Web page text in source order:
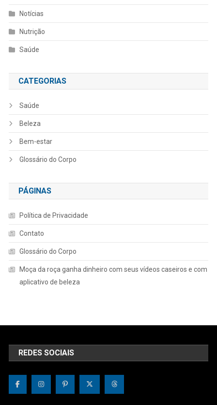
Notícias
Nutrição
Saúde
CATEGORIAS
Saúde
Beleza
Bem-estar
Glossário do Corpo
PÁGINAS
Política de Privacidade
Contato
Glossário do Corpo
Moça da roça ganha dinheiro com seus vídeos caseiros e com
aplicativo de beleza
REDES SOCIAIS